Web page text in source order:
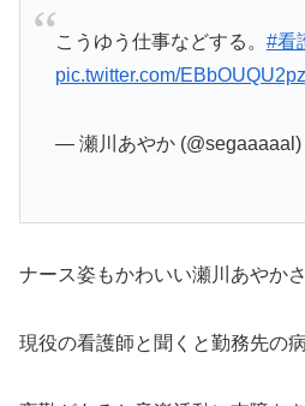
こうゆう仕事などする。 #看
pic.twitter.com/EBbOUQU2pz
— 瀬川あやか (@segaaaaal)
ナース姿もかわいい瀬川あやかさ
現役の看護師と聞くと勤務先の